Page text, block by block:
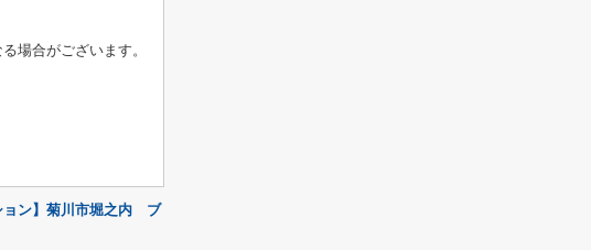
場合がございます。
ョン】菊川市堀之内 ブ